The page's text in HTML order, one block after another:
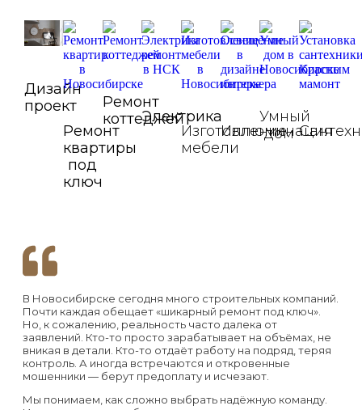
Дизайн
проект
Ремонт
квартиры
под
ключ
Ремонт
коттеджей
Электрика
Изготовление
мебели
Иллюминация
Умный
дом
В Новосибирске сегодня много строительных компаний.
Почти каждая обещает «шикарный ремонт под ключ».
Но, к сожалению, реальность часто далека от
заявлений. Кто-то просто зарабатывает на объёмах, не
вникая в детали. Кто-то отдаёт работу на подряд, теряя
контроль. А иногда встречаются и откровенные
мошенники — берут предоплату и исчезают.
Мы понимаем, как сложно выбрать надёжную команду.